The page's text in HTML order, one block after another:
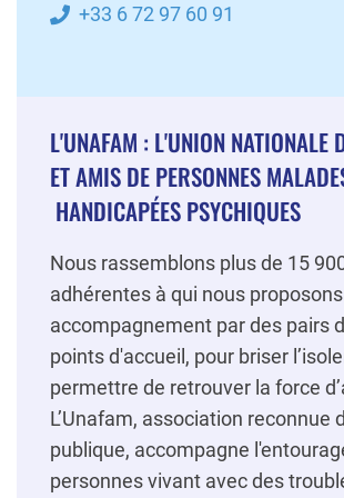
+33 6 72 97 60 91
L'UNAFAM : L'UNION NATIONALE
ET AMIS DE PERSONNES
HANDICAPÉES PSYCHIQUES
Nous rassemblons plus de 15
adhérentes à qui nous
accompagnement par des pairs
points d'accueil, pour briser
permettre de retrouver la force
L’Unafam, association reconnue
publique, accompagne
personnes vivant avec des